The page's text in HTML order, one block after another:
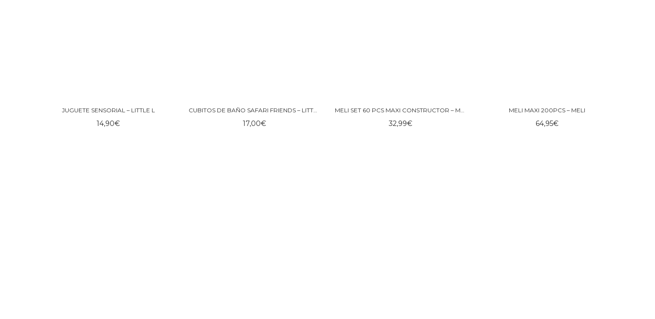
JUGUETE SENSORIAL – LITTLE L
14,90€
CUBITOS DE BAÑO SAFARI FRIENDS – LITTLE DUTCH
17,00€
MELI SET 60 PCS MAXI CONSTRUCTOR – MELI
32,99€
MELI MAXI 200PCS – MELI
64,95€